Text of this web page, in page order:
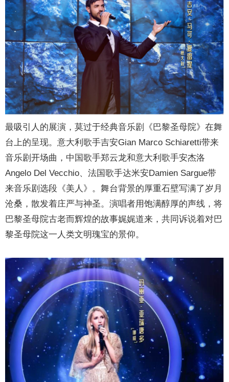
最吸引人的展演，莫过于经典音乐剧《巴黎圣母院》在舞
台上的呈现。意大利歌手吉安Gian Marco Schiaretti带来
音乐剧开场曲，中国歌手郑云龙和意大利歌手安杰洛
Angelo Del Vecchio、法国歌手达米安Damien Sargue带
来音乐剧选段《美人》。舞台背景的厚重石壁写满了岁月
沧桑，散发着庄严与神圣。演唱者用饱满醇厚的声线，将
巴黎圣母院古老而辉煌的故事娓娓道来，共同诉说着对巴
黎圣母院这一人类文明瑰宝的景仰。